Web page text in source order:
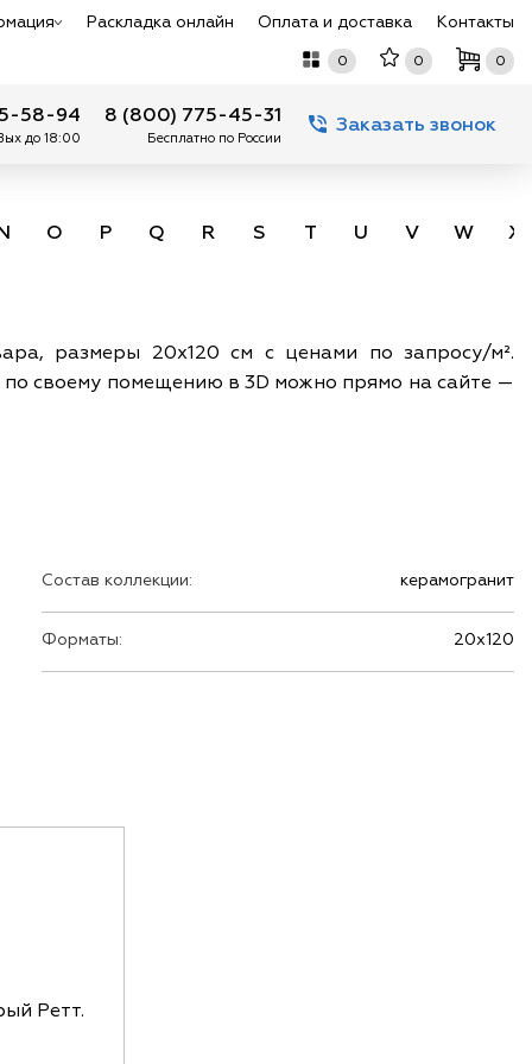
Раскладка онлайн Оплата и доставка Контакты
0 0 0
58-94
до 18:00
8 (800) 775-45-31
Бесплатно по России
Заказать звонок
O P Q R S T U V W X
размеры 20х120 см с ценами по запросу/м².
своему помещению в 3D можно прямо на сайте —
Состав коллекции: керамогранит
Форматы: 20х120